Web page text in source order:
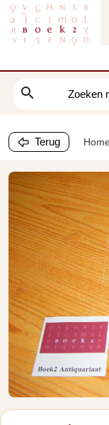
search
Terug